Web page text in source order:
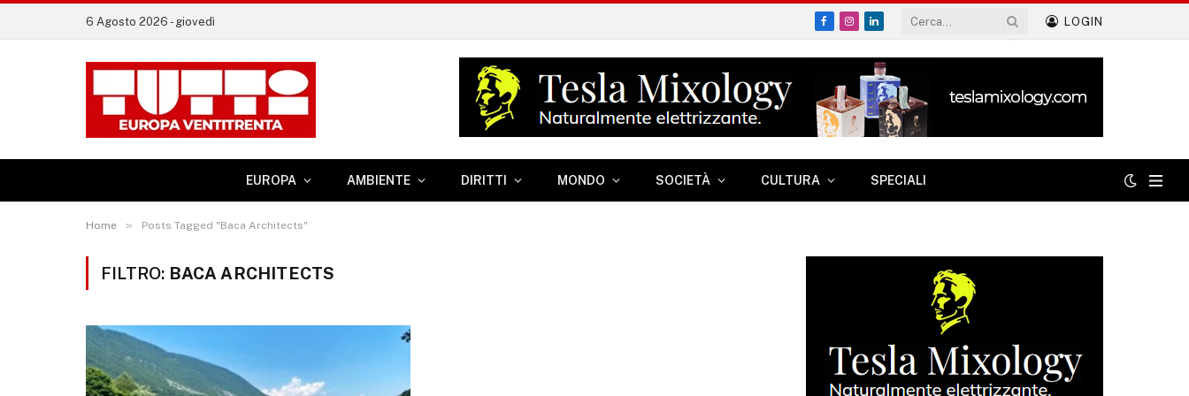
6 Agosto 2026 - giovedì
Facebook
Instagram
LinkedIn
LOGIN
EUROPA AMBIENTE DIRITTI MONDO SOCIETÀ CULTURA SPECIALI
Home » Posts Tagged "Baca Architects"
FILTRO: BACA ARCHITECTS